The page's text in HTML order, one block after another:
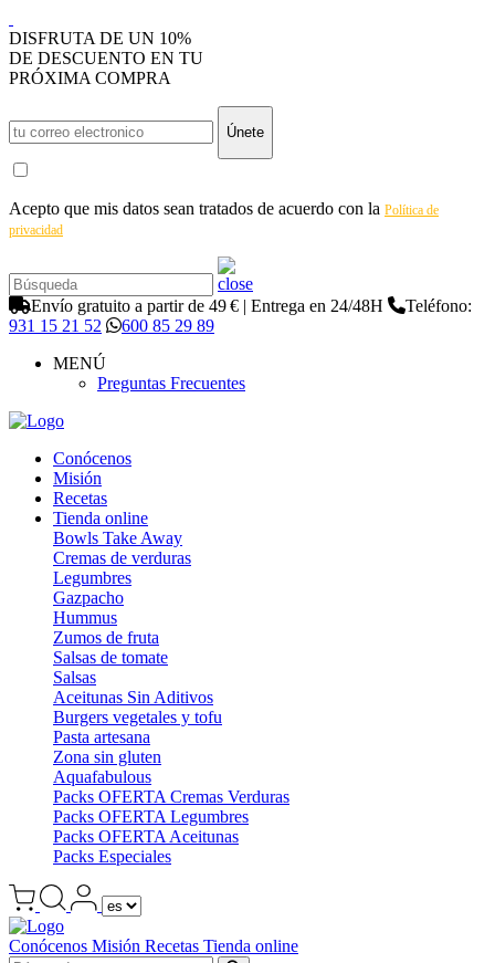
DISFRUTA DE UN 10%
DE DESCUENTO EN TU
PRÓXIMA COMPRA
Únete
Acepto que mis datos sean tratados de acuerdo con la Política de
privacidad
Envío gratuito a partir de 49 € | Entrega en 24/48H
Teléfono:
931 15 21 52
600 85 29 89
MENÚ
Preguntas Frecuentes
Conócenos
Misión
Recetas
Tienda online
Bowls Take Away
Cremas de verduras
Legumbres
Gazpacho
Hummus
Zumos de fruta
Salsas de tomate
Salsas
Aceitunas Sin Aditivos
Burgers vegetales y tofu
Pasta artesana
Zona sin gluten
Aquafabulous
Packs OFERTA Cremas Verduras
Packs OFERTA Legumbres
Packs OFERTA Aceitunas
Packs Especiales
Conócenos Misión Recetas Tienda online